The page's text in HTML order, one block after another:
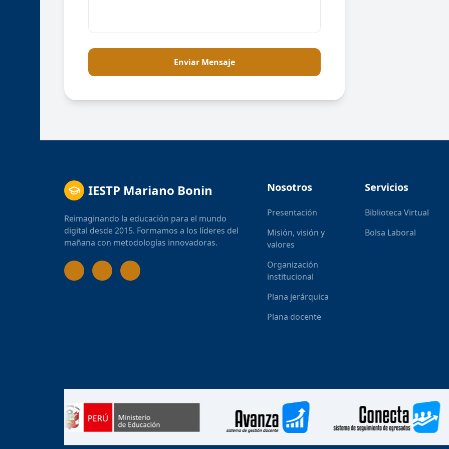
Enviar Mensaje
IESTP Mariano Bonin
Reimaginando la educación para el mundo
digital desde 2015. Formamos a los líderes del
mañana con metodologías innovadoras.
Nosotros
Presentación
Misión, visión y
valores
Organización
institucional
Plana jerárquica
Plana docente
Servicios
Biblioteca Virtual
Bolsa Laboral